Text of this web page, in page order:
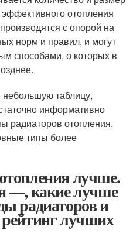
отопления
с опорой на
норм и правил, и могут
способами, о которых в
таблицу,
информативно
радиаторов отопления.
типы более
лучше.
—, какие лучше
радиаторов и
лучших